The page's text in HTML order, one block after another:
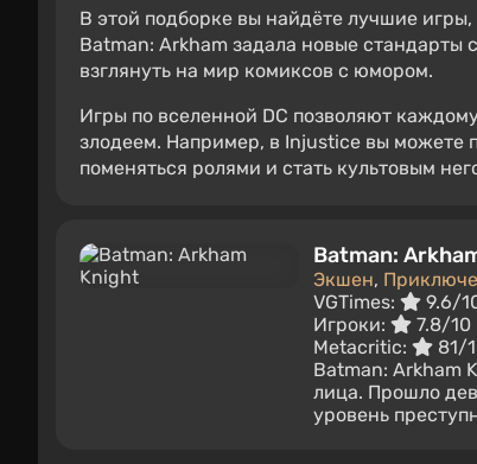
В этой подборке вы найдёте лучшие
Batman: Arkham задала новые стандарты
взглянуть на мир комиксов с юмором.
Игры по вселенной DC позволяют
злодеем. Например, в Injustice вы можете
поменяться ролями и стать культовым
Batman:
Экшен,
VGTimes:
9.6/
Игроки:
7.8/10
Metacritic:
81/
Batman: Arkham
лица. Прошло
уровень